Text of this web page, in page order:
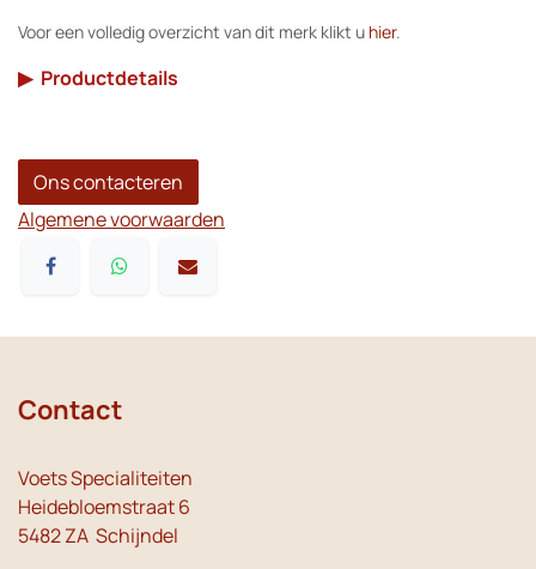
Voor een volledig overzicht van dit merk klikt u hier.
▶ Productdetails
Ons contacteren
Algemene voorwaarden
Contact
Voets Specialiteiten
Heidebloemstraat 6
5482 ZA Schijndel